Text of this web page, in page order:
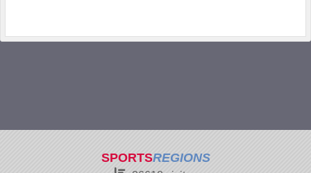
SPORTSREGIONS